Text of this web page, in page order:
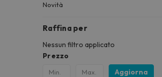
Novità
Raffina per
Nessun filtro applicato
Prezzo
Aggiorna